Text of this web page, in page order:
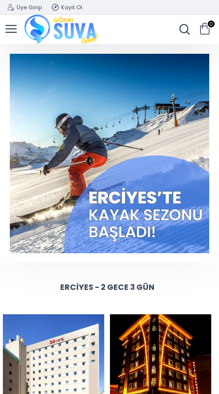
Üye Girişi Kayıt Ol
0
ERCIYES - 2 GECE 3 GÜN